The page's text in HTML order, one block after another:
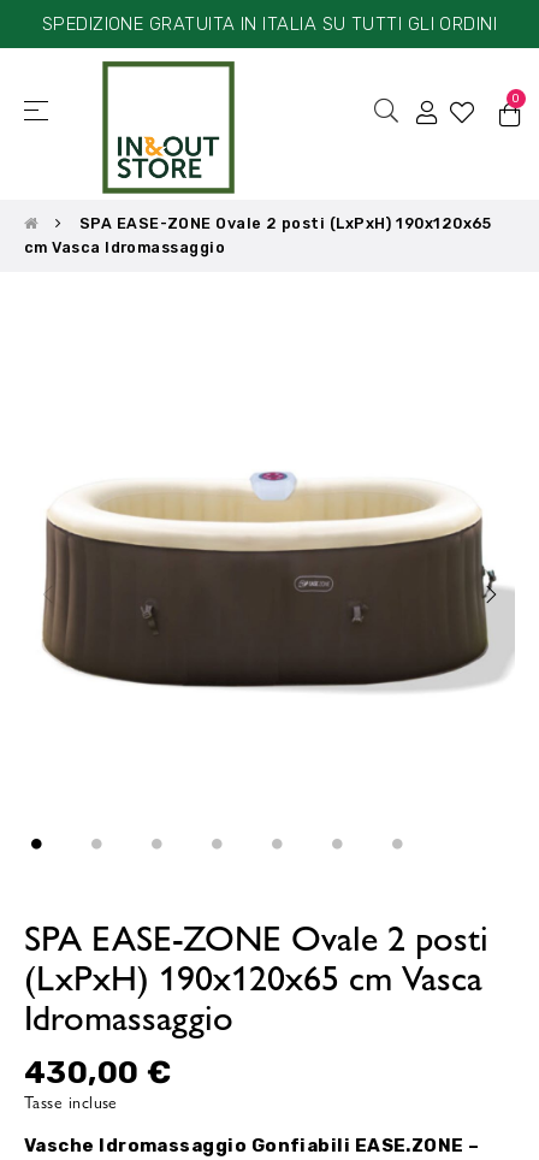
SPEDIZIONE GRATUITA IN ITALIA SU TUTTI GLI ORDINI
navigazione
☰ 0
SPA EASE-ZONE Ovale 2 posti (LxPxH) 190x120x65
cm Vasca Idromassaggio
SPA EASE-ZONE Ovale 2 posti
(LxPxH) 190x120x65 cm Vasca
Idromassaggio
430,00 €
Tasse incluse
Vasche Idromassaggio Gonfiabili EASE.ZONE –